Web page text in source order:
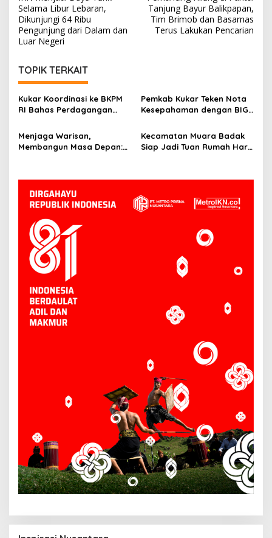
pos
Selama Libur Lebaran,
Dikunjungi 64 Ribu
Pengunjung dari Dalam dan
Luar Negeri
Tanjung Bayur Balikpapan,
Tim Brimob dan Basarnas
Terus Lakukan Pencarian
TOPIK TERKAIT
Kukar Koordinasi ke BKPM
RI Bahas Perdagangan
Non-Kawasan Hutan
Pemkab Kukar Teken Nota
Kesepahaman dengan BIG:
Pembangunan Berbasis
Geospasial
Menjaga Warisan,
Membangun Masa Depan:
Dana Abadi Daerah ke
Bojonegoro
Kecamatan Muara Badak
Siap Jadi Tuan Rumah Hari